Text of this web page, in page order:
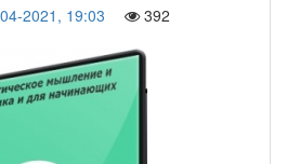
2021, 19:03 392